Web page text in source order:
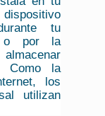
tu
o por la
Como la
los
utilizan